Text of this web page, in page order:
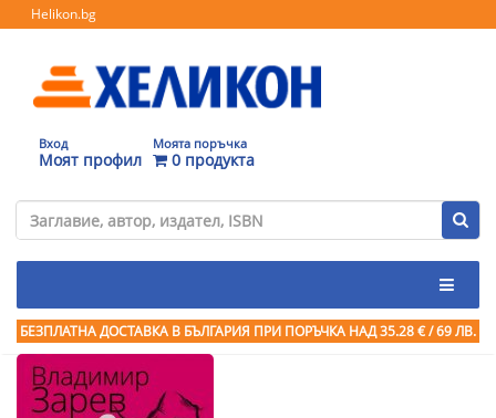
Helikon.bg
Вход
Моят профил
Моята поръчка
0 продукта
БЕЗПЛАТНА ДОСТАВКА В БЪЛГАРИЯ ПРИ ПОРЪЧКА НАД 35.28 € / 69 ЛВ.